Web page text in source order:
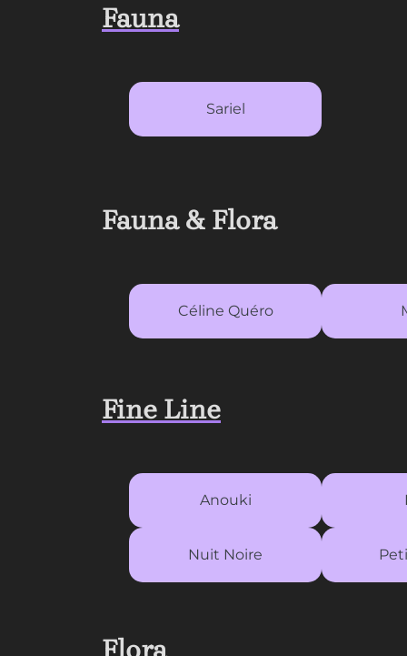
Fauna
Sariel
Fauna & Flora
Céline Quéro
Fine Line
Anouki
Nuit Noire
Flora